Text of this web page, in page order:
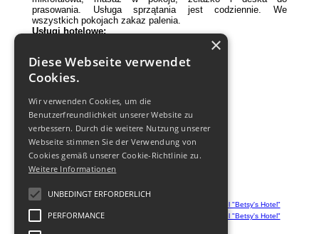
prasowania. Usługa sprzątania jest codziennie. We
wszystkich pokojach zakaz palenia.
Usługi hotelowe:
24-godzinny room-service
Serwis konferencyjny
Odkryty basen
Parking
Pralnia chemiczna
Business-centrum
Pokój dla negocjacij
Sala bankietowa
Fitness club
×
Diese Webseite verwendet
Cookies.
Wir verwenden Cookies, um die
Benutzerfreundlichkeit unserer Website zu
verbessern. Durch die weitere Nutzung unserer
Webseite stimmen Sie der Verwendung von
Cookies gemäß unserer Cookie-Richtlinie zu.
Weitere Informationen
UNBEDINGT ERFORDERLICH
PERFORMANCE